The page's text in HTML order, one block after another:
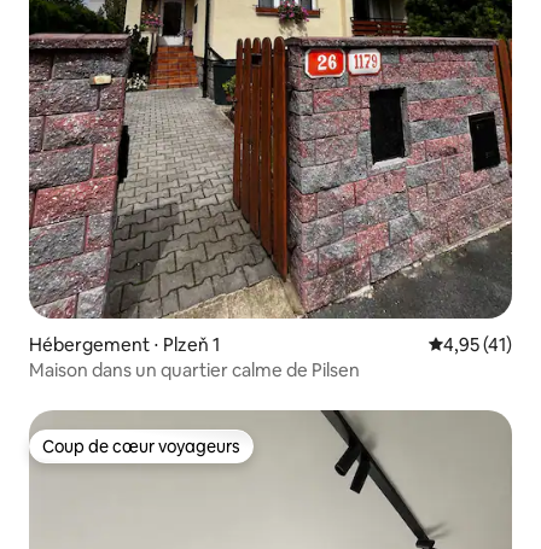
Hébergement ⋅ Plzeň 1 Évaluation
4,95 (41)
Maison dans un quartier calme de Pilsen
Coup de cœur voyageurs
Coup de cœur voyageurs